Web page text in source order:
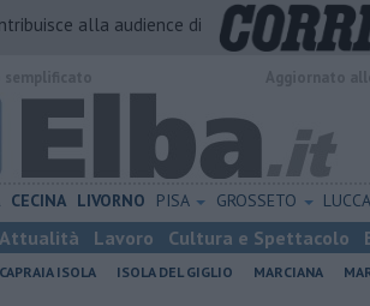
alla audience di
CECINA LIVORNO PISA GROSSETO LUCCA
Attualità Lavoro Cultura e Spettacolo
CAPRAIA ISOLA ISOLA DEL GIGLIO MARCIANA